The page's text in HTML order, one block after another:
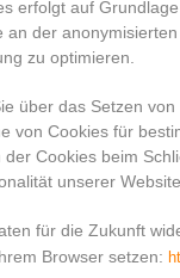
erfolgt auf
der
zu optimieren.
über das Setzen
von Cookies für
Cookies beim
unserer
für die Zukunft
Browser setzen: